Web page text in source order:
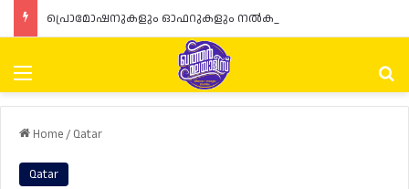
Menu
Home/ Qatar
Qatar